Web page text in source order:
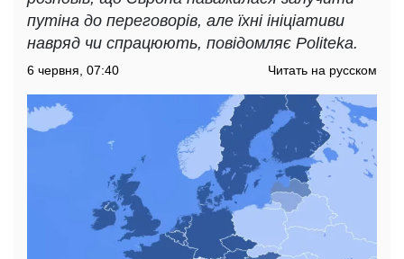
путіна до переговорів, але їхні ініціативи
навряд чи спрацюють, повідомляє Politeka.
6 червня, 07:40 Читать на русском